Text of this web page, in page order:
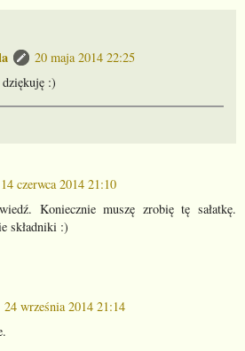
20 maja 2014 22:25
:)
14 czerwca 2014 21:10
Koniecznie muszę zrobię tę sałatkę.
składniki :)
24 września 2014 21:14